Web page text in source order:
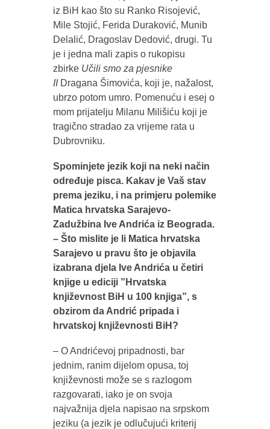
iz BiH kao što su Ranko Risojević,
Mile Stojić, Ferida Duraković, Munib
Delalić, Dragoslav Dedović, drugi. Tu
je i jedna mali zapis o rukopisu
zbirke Učili smo za pjesnike
IIDragana Šimovića, koji je, nažalost,
ubrzo potom umro. Pomenuću i esej o
mom prijatelju Milanu Milišiću koji je
tragično stradao za vrijeme rata u
Dubrovniku.
Spominjete jezik koji na neki način
određuje pisca. Kakav je Vaš stav
prema jeziku, i na primjeru polemike
Matica hrvatska Sarajevo-
Zadužbina Ive Andrića iz Beograda.
– Što mislite je li Matica hrvatska
Sarajevo u pravu što je objavila
izabrana djela Ive Andrića u četiri
knjige u ediciji ”Hrvatska
književnost BiH u 100 knjiga”, s
obzirom da Andrić pripada i
hrvatskoj književnosti BiH?
– O Andrićevoj pripadnosti, bar
jednim, ranim dijelom opusa, toj
književnosti može se s razlogom
razgovarati, iako je on svoja
najvažnija djela napisao na srpskom
jeziku (a jezik je odlučujući kriterij